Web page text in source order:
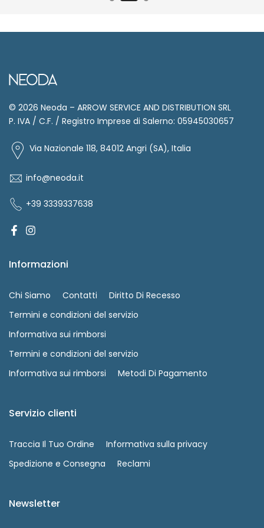
© 2026 Neoda – ARROW SERVICE AND DISTRIBUTION SRL
P. IVA / C.F. / Registro Imprese di Salerno: 05945030657
Via Nazionale 118, 84012 Angri (SA), Italia
info@neoda.it
+39 3339337638
Informazioni
Chi Siamo Contatti
Diritto Di Recesso
Termini e condizioni del servizio
Informativa sui rimborsi
Termini e condizioni del servizio
Informativa sui rimborsi
Metodi Di Pagamento
Servizio clienti
Traccia Il Tuo Ordine
Informativa sulla privacy
Spedizione e Consegna
Reclami
Newsletter